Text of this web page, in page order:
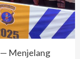
— Menjelang